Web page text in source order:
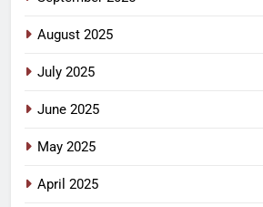
August 2025
July 2025
June 2025
May 2025
April 2025